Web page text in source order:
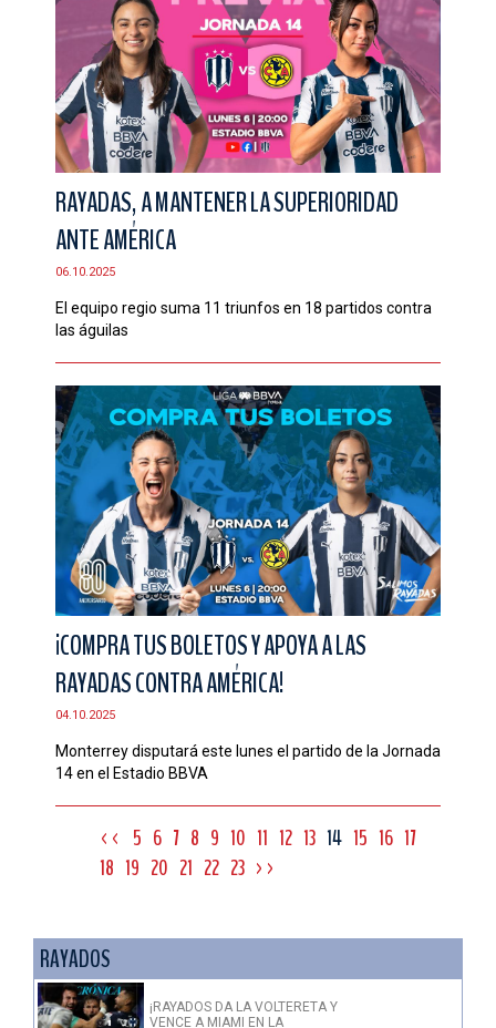
RAYADAS, A MANTENER LA SUPERIORIDAD
ANTE AMÉRICA
06.10.2025
El equipo regio suma 11 triunfos en 18 partidos contra
las águilas
¡COMPRA TUS BOLETOS Y APOYA A LAS
RAYADAS CONTRA AMÉRICA!
04.10.2025
Monterrey disputará este lunes el partido de la Jornada
14 en el Estadio BBVA
<< 5 6 7 8 9 10 11 12 13 14 15 16 17
18 19 20 21 22 23 >>
RAYADOS
¡RAYADOS DA LA VOLTERETA Y
VENCE A MIAMI EN LA